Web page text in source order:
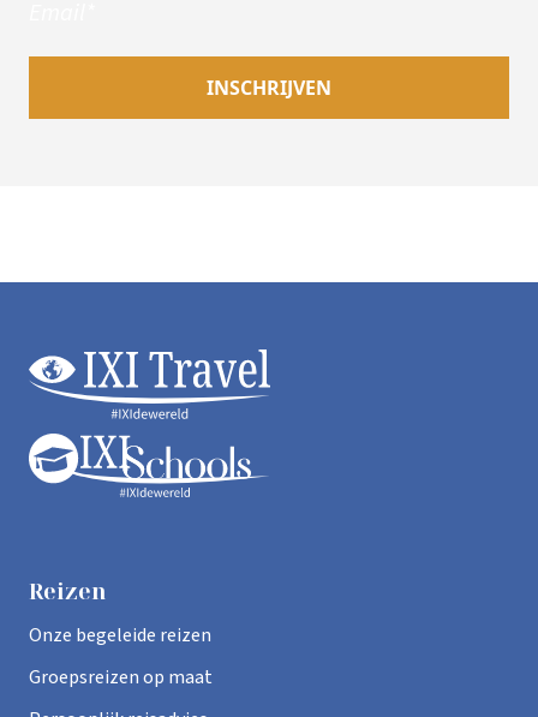
ixi_logo
ixi wit
Reizen
Onze begeleide reizen
Groepsreizen op maat